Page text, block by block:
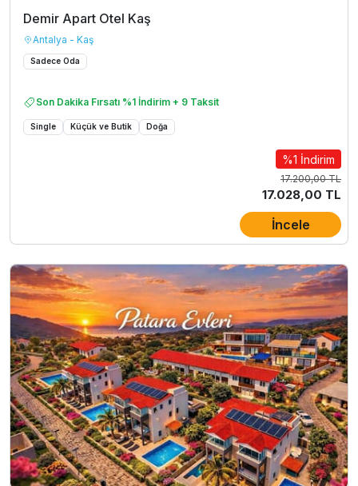
Demir Apart Otel Kaş
Antalya - Kaş
Sadece Oda
Son Dakika Fırsatı %1 İndirim + 9 Taksit
Single Küçük ve Butik Doğa
%1 İndirim
17.200,00 TL
17.028,00 TL
İncele